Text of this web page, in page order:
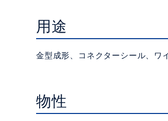
用途
金型成形、コネクターシール、ワ
物性